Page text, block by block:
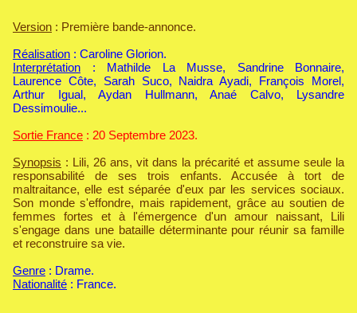
Version : Première bande-annonce.
Réalisation : Caroline Glorion.
Interprétation : Mathilde La Musse, Sandrine Bonnaire,
Laurence Côte, Sarah Suco, Naidra Ayadi, François Morel,
Arthur Igual, Aydan Hullmann, Anaé Calvo, Lysandre
Dessimoulie...
Sortie France : 20 Septembre 2023.
Synopsis : Lili, 26 ans, vit dans la précarité et assume seule la
responsabilité de ses trois enfants. Accusée à tort de
maltraitance, elle est séparée d'eux par les services sociaux.
Son monde s'effondre, mais rapidement, grâce au soutien de
femmes fortes et à l'émergence d'un amour naissant, Lili
s'engage dans une bataille déterminante pour réunir sa famille
et reconstruire sa vie.
Genre : Drame.
Nationalité : France.